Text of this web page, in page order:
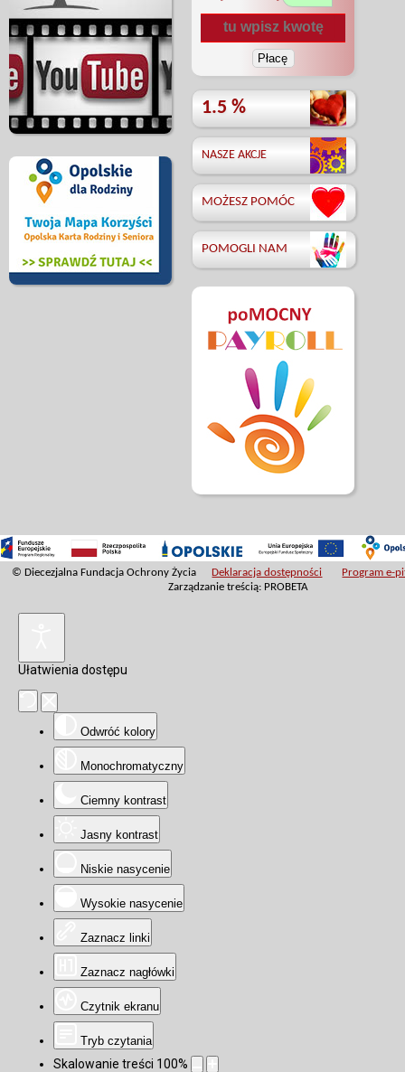
1.5 %
NASZE AKCJE
MOŻESZ POMÓC
POMOGLI NAM
© Diecezjalna Fundacja Ochrony Życia Deklaracja dostępności
Program e-
Zarządzanie treścią: PROBETA
Ułatwienia dostępu
Odwróć kolory
Monochromatyczny
Ciemny kontrast
Jasny kontrast
Niskie nasycenie
Wysokie nasycenie
Zaznacz linki
Zaznacz nagłówki
Czytnik ekranu
Tryb czytania
Skalowanie treści 100%